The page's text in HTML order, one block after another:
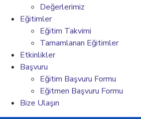
Değerlerimiz
Eğitimler
Eğitim Takvimi
Tamamlanan Eğitimler
Etkinlikler
Başvuru
Eğitim Başvuru Formu
Eğitmen Başvuru Formu
Bize Ulaşın